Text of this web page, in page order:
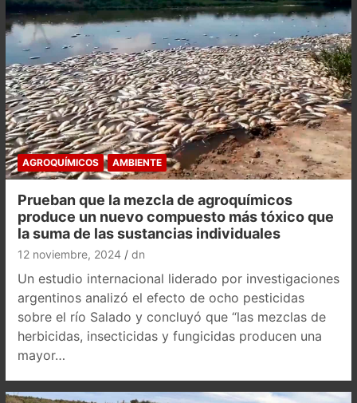
AGROQUÍMICOS AMBIENTE
Prueban que la mezcla de agroquímicos
produce un nuevo compuesto más tóxico que
la suma de las sustancias individuales
12 noviembre, 2024 dn
Un estudio internacional liderado por investigaciones
argentinos analizó el efecto de ocho pesticidas
sobre el río Salado y concluyó que “las mezclas de
herbicidas, insecticidas y fungicidas producen una
mayor…